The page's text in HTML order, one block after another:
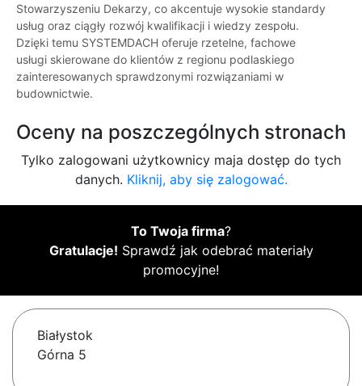
Stowarzyszeniu Dekarzy, co akcentuje wysokie standardy
usług oraz ciągły rozwój kwalifikacji i wiedzy zespołu.
Dzięki temu SYSTEMDACH oferuje rzetelne, fachowe
usługi skierowane do klientów z regionu podlaskiego
zainteresowanych sprawdzonymi rozwiązaniami w
budownictwie.
Oceny na poszczególnych stronach
Tylko zalogowani użytkownicy maja dostęp do tych
danych. Kliknij, aby się zalogować.
To Twoja firma?
Gratulacje! Sprawdź jak odebrać materiały
promocyjne!
Białystok
Górna 5